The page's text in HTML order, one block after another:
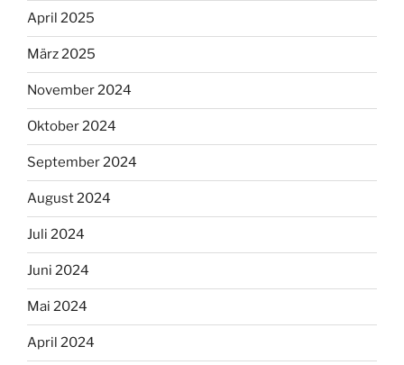
April 2025
März 2025
November 2024
Oktober 2024
September 2024
August 2024
Juli 2024
Juni 2024
Mai 2024
April 2024